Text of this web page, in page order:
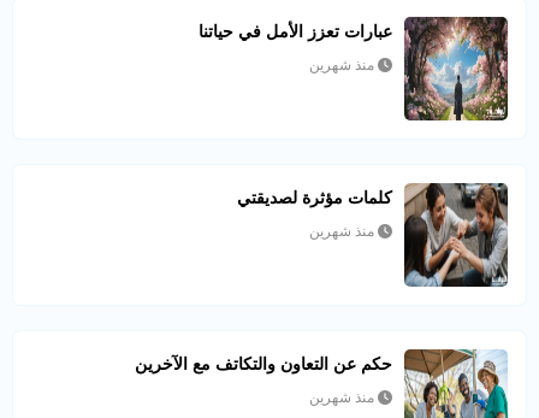
عبارات تعزز الأمل في حياتنا
منذ شهرين
كلمات مؤثرة لصديقتي
منذ شهرين
حكم عن التعاون والتكاتف مع الآخرين
منذ شهرين